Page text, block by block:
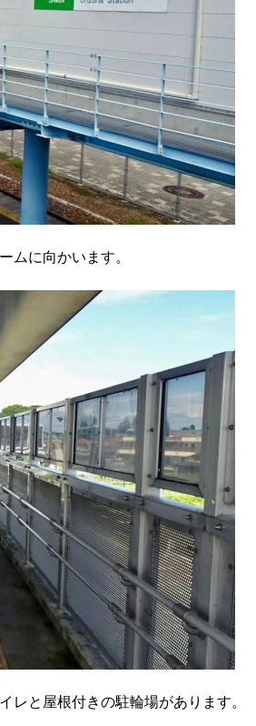
ムに向かいます。
レと屋根付きの駐輪場があります。